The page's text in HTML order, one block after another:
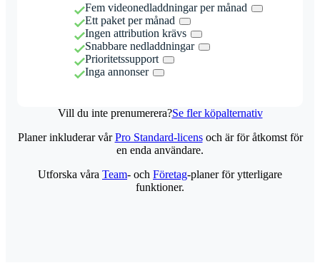
Fem videonedladdningar per månad
Ett paket per månad
Ingen attribution krävs
Snabbare nedladdningar
Prioritetssupport
Inga annonser
Vill du inte prenumerera?Se fler köpalternativ
Planer inkluderar vårPro Standard-licensoch är för åtkomst för
en enda användare.
Utforska våra Team- och Företag-planer för ytterligare
funktioner.